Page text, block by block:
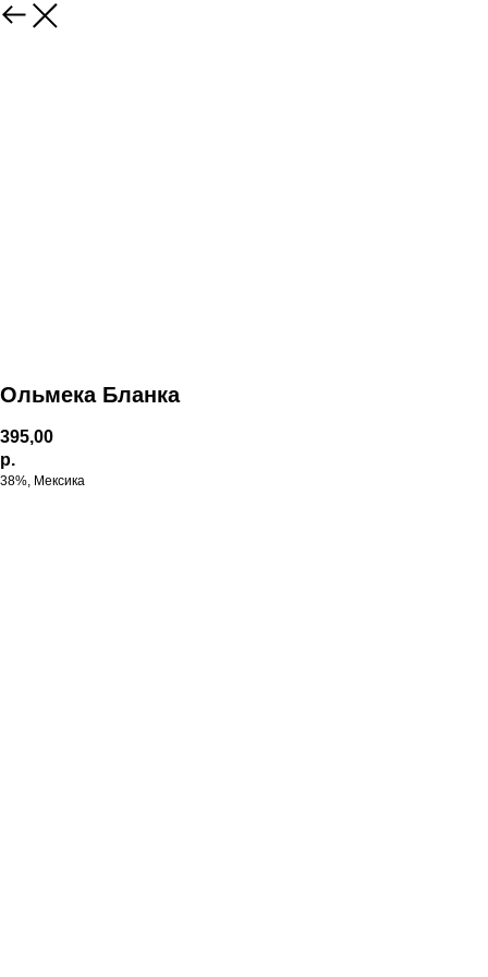
Ольмека Бланка
395,00
р.
38%, Мексика